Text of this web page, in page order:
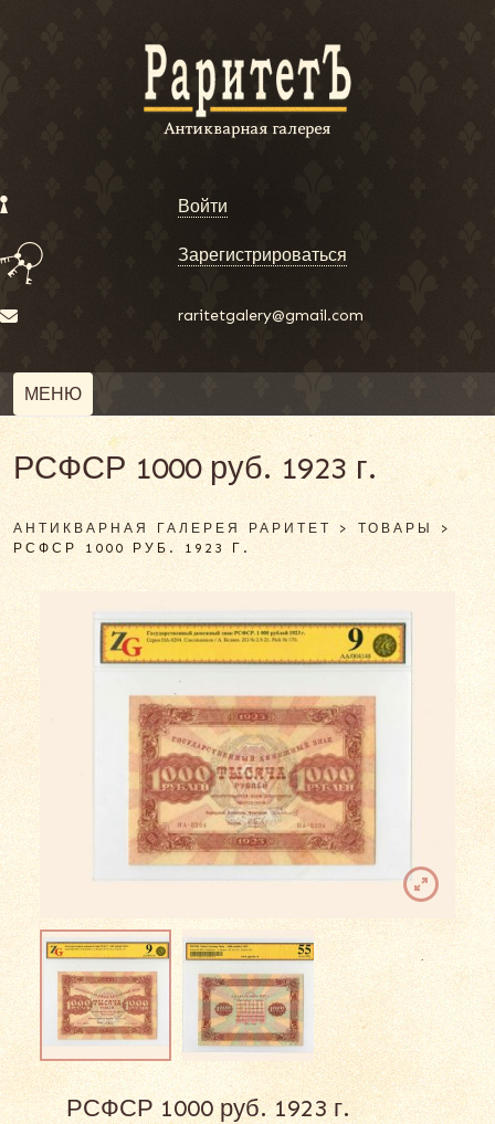
Войти
Зарегистрироваться
raritetgalery@gmail.com
МЕНЮ
РСФСР 1000 руб. 1923 г.
АНТИКВАРНАЯ ГАЛЕРЕЯ РАРИТЕТ> ТОВАРЫ>
РСФСР 1000 РУБ. 1923 Г.
РСФСР 1000 руб. 1923 г.